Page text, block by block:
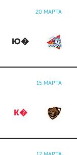
20 МАРТА
Ю�
15 МАРТА
К�